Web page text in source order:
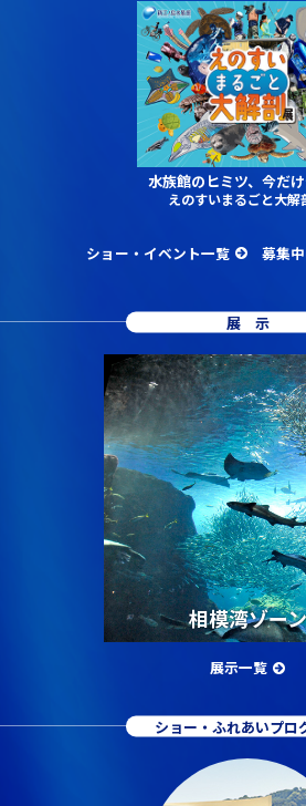
水族館のヒミツ、今だけ
えのすいまるごと大解
ショー・イベント一覧 募集
展示
相模湾ゾーン
展示一覧
ショー・ふれあいプロ